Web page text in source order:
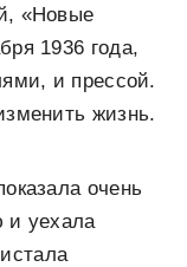
«Новые
1936 года,
и прессой.
жизнь.
очень
и уехала